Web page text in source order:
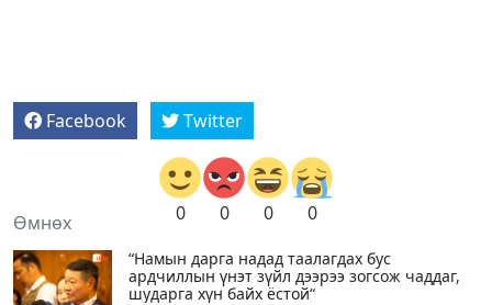
Facebook Twitter
0 0 0 0
Өмнөх
“Намын дарга надад таалагдах бус
ардчиллын үнэт зүйл дээрээ зогсож чаддаг,
шударга хүн байх ёстой“